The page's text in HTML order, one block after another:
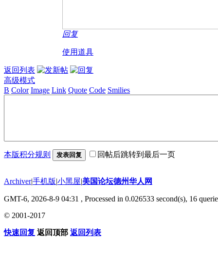
回复
使用道具
返回列表
高级模式
B Color Image Link Quote Code Smilies
本版积分规则 发表回复 回帖后跳转到最后一页
Archiver|手机版|小黑屋|美国论坛德州华人网
GMT-6, 2026-8-9 04:31 , Processed in 0.026533 second(s), 16
© 2001-2017
快速回复 返回顶部 返回列表